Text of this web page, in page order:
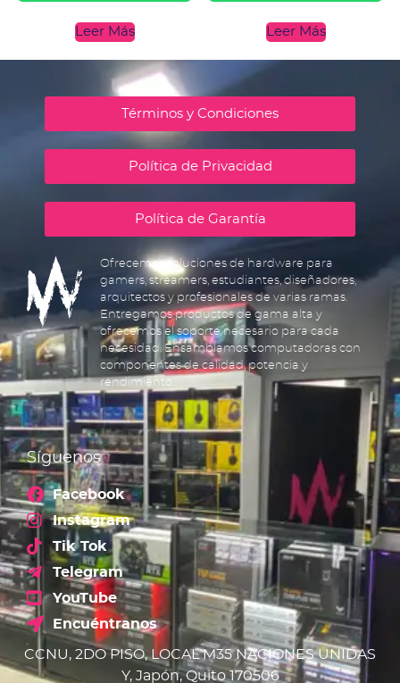
Leer Más Leer Más
Términos y Condiciones
Política de Privacidad
Política de Garantía
Ofrecemos soluciones de hardware para
gamers, streamers, estudiantes, diseñadores,
arquitectos y profesionales de varias ramas.
Entregamos productos de gama alta y
ofrecemos el soporte necesario para cada
necesidad. Ensamblamos computadoras con
componentes de calidad, potencia y
rendimiento.
Síguenos
Facebook
Instagram
Tik Tok
Telegram
YouTube
Encuéntranos
CCNU, 2DO PISO, LOCAL M35 NACIONES UNIDAS
Y, Japón, Quito 170506